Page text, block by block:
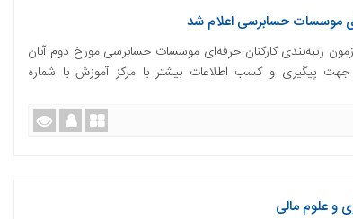
موسسات حسابرسی اعلام شد
رتبه‌بندی کارکنان حرفه‌ای موسسات حسابرسی مورخ دوم آبان
جهت پیگیری و کسب اطلاعات بیشتر با مرکز آموزش با شماره
و علوم مالی